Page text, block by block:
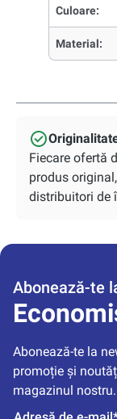
Culoare:
Material:
Fiecare ofertă
produs
distribuitori de
Abonează-te
Abonează-te la
promoție și
magazinul nostru.